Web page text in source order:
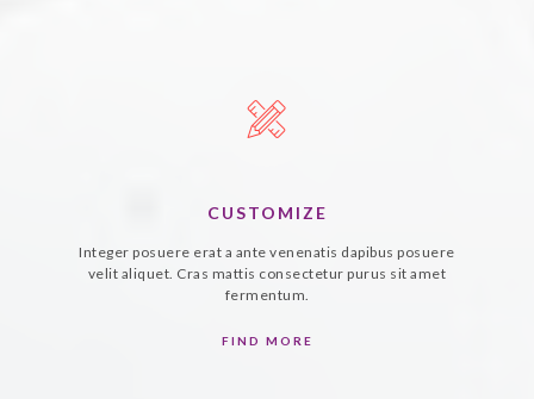
CUSTOMIZE
Integer posuere erat a ante venenatis dapibus posuere
velit aliquet. Cras mattis consectetur purus sit amet
fermentum.
FIND MORE